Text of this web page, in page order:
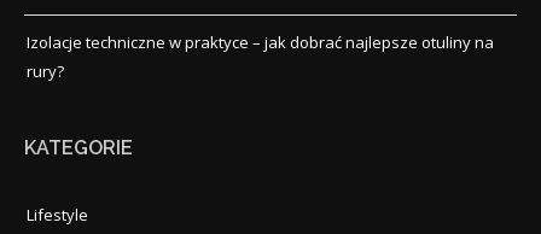
Izolacje techniczne w praktyce – jak dobrać najlepsze otuliny na
rury?
KATEGORIE
Lifestyle